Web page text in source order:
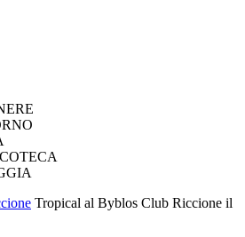
Tropical al Byblos Club Riccione il